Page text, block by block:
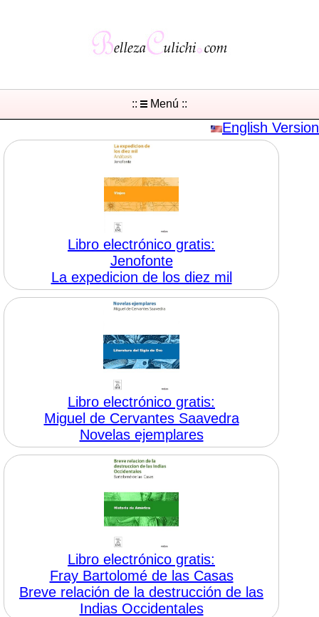
:: Menú ::
English Version
Libro electrónico gratis:
Jenofonte
La expedicion de los diez mil
Libro electrónico gratis:
Miguel de Cervantes Saavedra
Novelas ejemplares
Libro electrónico gratis:
Fray Bartolomé de las Casas
Breve relación de la destrucción de las
Indias Occidentales